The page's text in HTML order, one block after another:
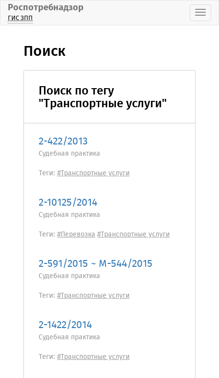
Роспотребнадзор
ГИС ЗПП
Поиск
Поиск по тегу
"Транспортные услуги"
2-422/2013
Судебная практика
Теги: #Транспортные услуги
2-10125/2014
Судебная практика
Теги: #Перевозка#Транспортные услуги
2-591/2015 ~ М-544/2015
Судебная практика
Теги: #Транспортные услуги
2-1422/2014
Судебная практика
Теги: #Транспортные услуги